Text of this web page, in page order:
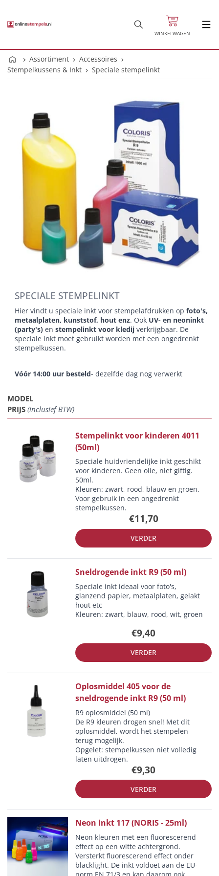
WINKELWAGEN
Assortiment
Accessoires
Stempelkussens & Inkt
Speciale stempelinkt
SPECIALE STEMPELINKT
Hier vindt u speciale inkt voor stempelafdrukken op foto's,
metaalplaten, kunststof, hout enz. Ook UV- en neoninkt
(party's) en stempelinkt voor kledij verkrijgbaar. De
speciale inkt moet gebruikt worden met een ongedrenkt
stempelkussen.
Vóór 14:00 uur besteld- dezelfde dag nog verwerkt
MODEL
PRIJS (inclusief BTW)
Stempelinkt voor kinderen 4011
(50ml)
Speciale huidvriendelijke inkt geschikt
voor kinderen. Geen olie, niet giftig.
50ml.
Kleuren: zwart, rood, blauw en groen.
Voor gebruik in een ongedrenkt
stempelkussen.
€11,70
VERDER
Sneldrogende inkt R9 (50 ml)
Speciale inkt ideaal voor foto's,
glanzend papier, metaalplaten, gelakt
hout etc
Kleuren: zwart, blauw, rood, wit, groen
€9,40
VERDER
Oplosmiddel 405 voor de
sneldrogende inkt R9 (50 ml)
R9 oplosmiddel (50 ml)
De R9 kleuren drogen snel! Met dit
oplosmiddel, wordt het stempelen
terug mogelijk.
Opgelet: stempelkussen niet volledig
laten uitdrogen.
€9,30
VERDER
Neon inkt 117 (NORIS - 25ml)
Neon kleuren met een fluorescerend
effect op een witte achtergrond.
Versterkt fluorescerend effect onder
blacklight. De inkt voldoet aan de EU-